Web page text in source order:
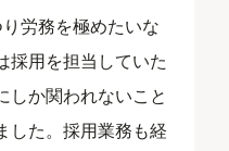
労務を極めたいな
採用を担当していた
しか関われないこと
した。採用業務も経